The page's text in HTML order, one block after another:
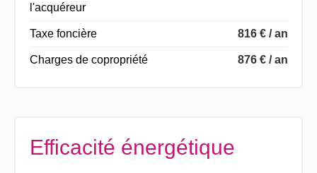
l'acquéreur
Taxe foncière 816 € / an
Charges de copropriété 876 € / an
Efficacité énergétique